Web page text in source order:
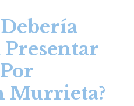
Presentar
Murrieta?